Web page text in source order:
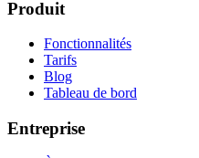
Produit
Fonctionnalités
Tarifs
Blog
Tableau de bord
Entreprise